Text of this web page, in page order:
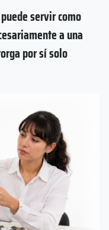
servir como
a una
por sí solo